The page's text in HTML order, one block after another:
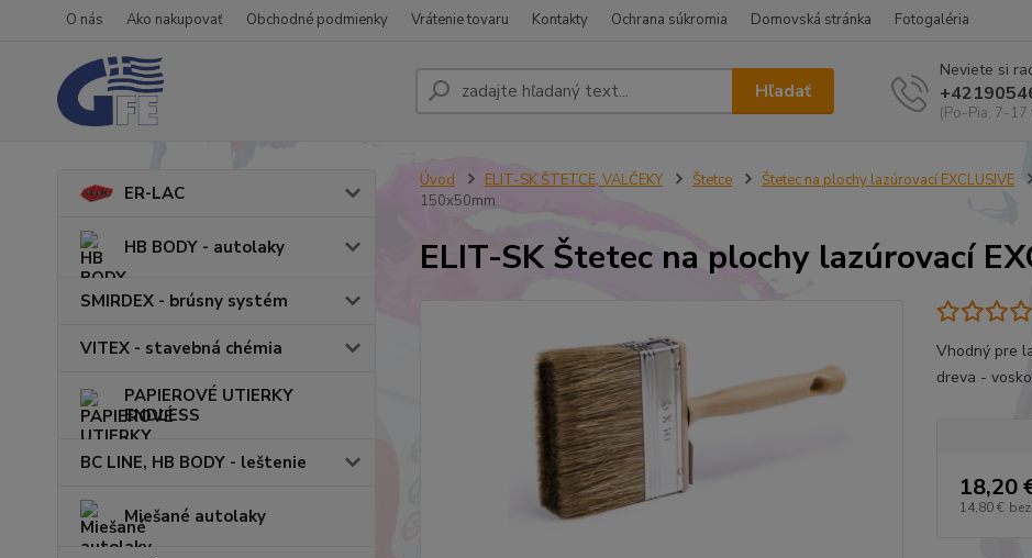
O nás Ako nakupovať Obchodné podmienky Vrátenie tovaru Kontakty Ochrana súkromia Domovská stránka Fotogaléria
Hľadať
Neviete si
(Po-Pia, 7-17
ER-LAC
HB BODY - autolaky
SMIRDEX - brúsny systém
VITEX - stavebná chémia
PAPIEROVÉ UTIERKY
ENDLESS
BC LINE, HB BODY - leštenie
Miešané autolaky
Úvod ELIT-SK ŠTETCE, VALČEKY Štetce Štetec na plochy lazúrovací EXCLUSIVE
150x50mm
ELIT-SK Štetec na plochy lazúrovací
Vhodný pre
dreva -
18,20
14,80 €